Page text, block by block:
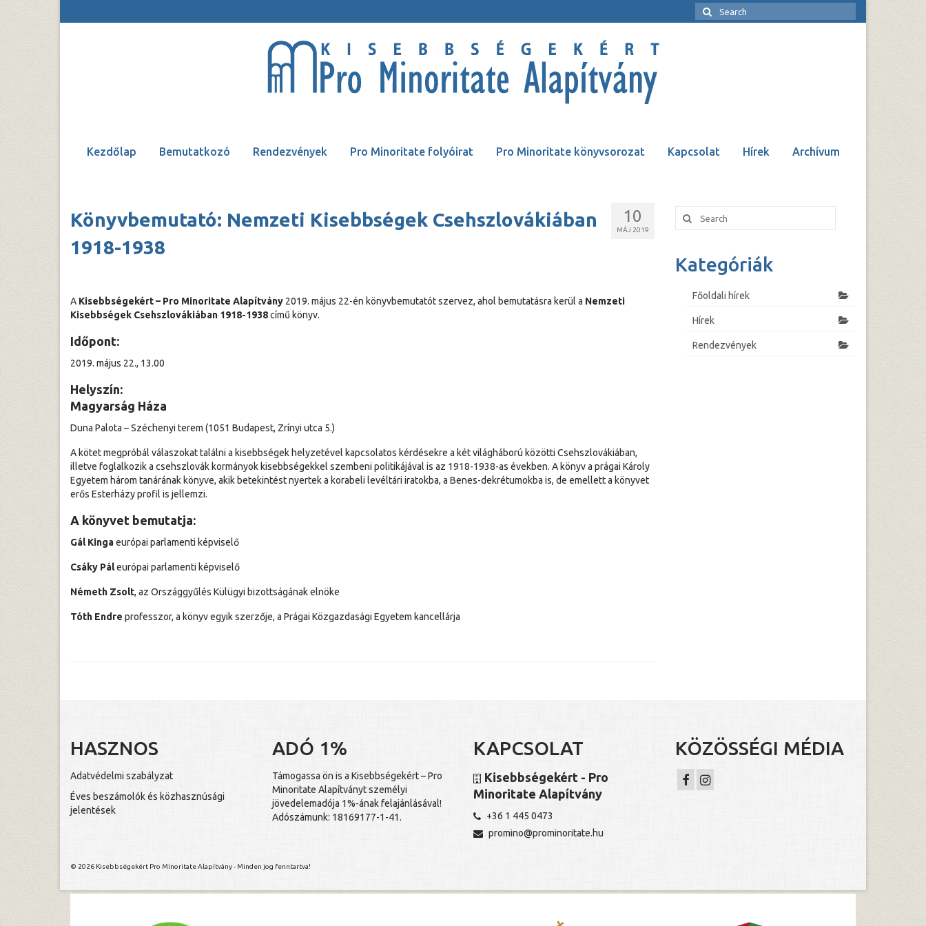
Search
for:
Kezdőlap Bemutatkozó Rendezvények Pro Minoritate folyóirat Pro Minoritate könyvsorozat Kapcsolat Hírek Archívum
10
MÁJ 2019
Könyvbemutató: Nemzeti Kisebbségek Csehszlovákiában
1918-1938
A Kisebbségekért – Pro Minoritate Alapítvány 2019. május 22-én könyvbemutatót szervez, ahol bemutatásra kerül a Nemzeti
Kisebbségek Csehszlovákiában 1918-1938című könyv.
Időpont:
2019. május 22., 13.00
Helyszín:
Magyarság Háza
Duna Palota – Széchenyi terem (1051 Budapest, Zrínyi utca 5.)
A kötet megpróbál válaszokat találni a kisebbségek helyzetével kapcsolatos kérdésekre a két világháború közötti Csehszlovákiában,
illetve foglalkozik a csehszlovák kormányok kisebbségekkel szembeni politikájával is az 1918-1938-as években. A könyv a prágai Károly
Egyetem három tanárának könyve, akik betekintést nyertek a korabeli levéltári iratokba, a Benes-dekrétumokba is, de emellett a könyvet
erős Esterházy profil is jellemzi.
A könyvet bemutatja:
Gál Kingaeurópai parlamenti képviselő
Csáky Páleurópai parlamenti képviselő
Németh Zsolt, az Országgyűlés Külügyi bizottságának elnöke
Tóth Endre professzor, a könyv egyik szerzője, a Prágai Közgazdasági Egyetem kancellárja
Search
for:
Kategóriák
Főoldali hírek
Hírek
Rendezvények
HASZNOS
Adatvédelmi szabályzat
Éves beszámolók és közhasznúsági
jelentések
ADÓ 1%
Támogassa ön is a Kisebbségekért – Pro
Minoritate Alapítványt személyi
jövedelemadója 1%-ának felajánlásával!
Adószámunk: 18169177-1-41.
KAPCSOLAT
Kisebbségekért - Pro
Minoritate Alapítvány
+36 1 445 0473
promino@prominoritate.hu
KÖZÖSSÉGI MÉDIA
© 2026 Kisebbségekért Pro Minoritate Alapítvány - Minden jog fenntartva!